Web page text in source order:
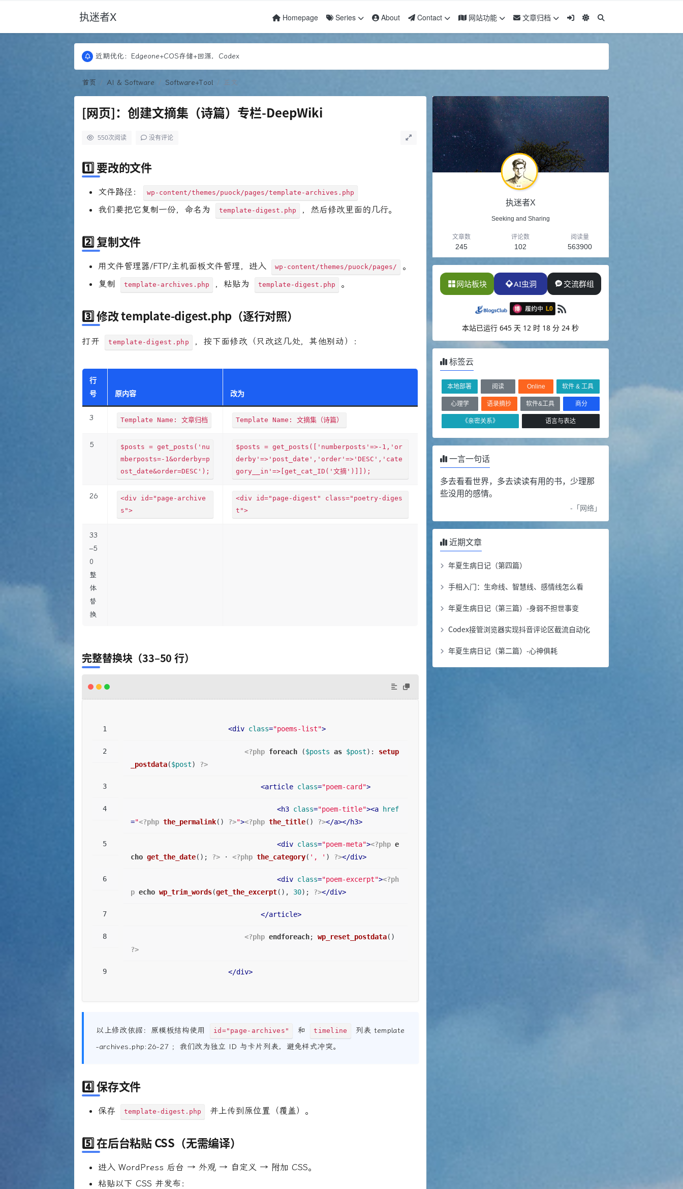
执迷者X Homepage Series About Contact 网站功能 文章归档
更新：Puock ➡ 阿里云轻量， 图床：Fontawesome
近期优化：Edgeone+COS存储+回源，Codex
更新：Puock ➡ 阿里云轻量， 图床：Fontawesome
首页
AI & Software Software+Tool 正文
[网页]：创建文摘集（诗篇）专栏-DeepWiki
550次阅读 没有评论
1️⃣ 要改的文件
文件路径： wp-content/themes/puock/pages/template-archives.php
我们要把它复制一份，命名为 template-digest.php ，然后修改里面的几行。
2️⃣ 复制文件
用文件管理器/FTP/主机面板文件管理，进入 wp-content/themes/puock/pages/
。
复制
template-archives.php ，粘贴为 template-digest.php 。
3️⃣ 修改 template-digest.php（逐行对照）
打开 template-digest.php ，按下面修改（只改这几处，其他别动）：
行
号
原内容 改为
3 Template Name: 文章归档 Template Name: 文摘集（诗篇）
5
$posts = get_posts('nu
mberposts=-1&orderby=p
ost_date&order=DESC');
$posts = get_posts(['numberposts'=>-1,'or
derby'=>'post_date','order'=>'DESC','cate
gory__in'=>[get_cat_ID('文摘')]]);
26
<div id="page-archive
s">
<div id="page-digest" class="poetry-diges
t">
33
–5
0
整
体
替
换
完整替换块（33–50 行）
<div class="poems-list">
<?php foreach ($posts as $post): setup
_postdata($post) ?>
<article class="poem-card">
<h3 class="poem-title"><a
href
="<?php the_permalink() ?>"><?php the_title() ?></a></h3>
<div class="poem-meta"><?php e
cho get_the_date(); ?> · <?php the_category( ', ' ) ?></div>
<div class="poem-excerpt"><?ph
p echo wp_trim_words(get_the_excerpt(), 30); ?></div>
</article>
<?php endforeach; wp_reset_postdata
?>
</div>
以上修改依据：原模板结构使用 id="page-archives" 和 timeline
列表 template
-archives.php:26-27 ；我们改为独立 ID 与卡片列表，避免样式冲突。
4️⃣ 保存文件
保存 template-digest.php 并上传到原位置（覆盖）。
5️⃣ 在后台粘贴 CSS（无需编译）
进入 WordPress 后台 → 外观 → 自定义 → 附加 CSS。
粘贴以下 CSS 并发布：
执迷者X
Seeking and Sharing
文章数
245
评论数
102
阅读量
563900
网站板块 AI虫洞 交流群组
本站已运行645 天 12 时 18 分 27 秒
标签云
本地部署 阅读 Online 软件 & 工具
心理学 语录摘抄 软件&工具 商分
《亲密关系》 语言与表达
一言一句话
多去看看世界，多去读读有用的书，少理那
些没用的感情。
-「 网络」
近期文章
年夏生病日记（第四篇）
手相入门：生命线、智慧线、感情线怎么看
年夏生病日记（第三篇）-身弱不担世事变
Codex接管浏览器实现抖音评论区截流自动化
年夏生病日记（第二篇）-心神俱耗